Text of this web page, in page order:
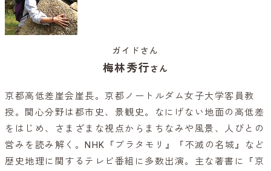
ガイドさん
梅林秀行さん
京都高低差崖会崖長。京都ノートルダム女子大学客員教
授。関心分野は都市史、景観史。なにげない地面の高低差
をはじめ、さまざまな視点からまちなみや風景、人びとの
営みを読み解く。NHK『ブラタモリ』『不滅の名城』など
歴史地理に関するテレビ番組に多数出演。主な著書に『京